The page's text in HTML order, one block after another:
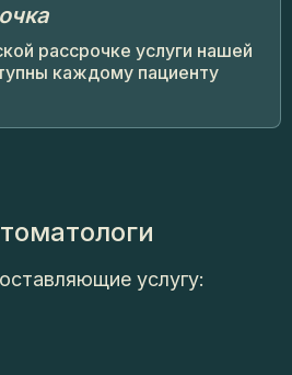
рассрочке услуги нашей
каждому пациенту
услугу: